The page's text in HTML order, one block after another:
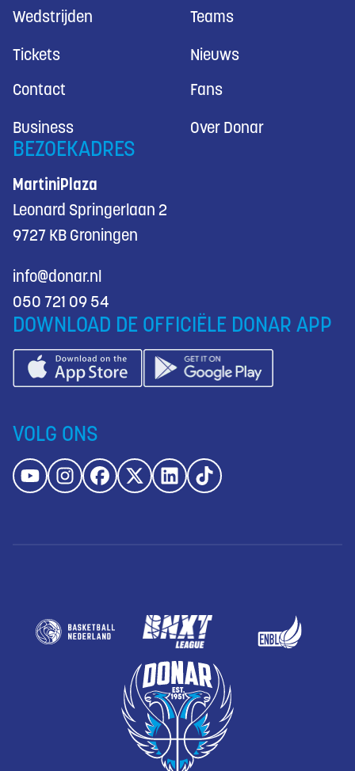
Wedstrijden Teams
Tickets Nieuws
Contact Fans
Business Over Donar
BEZOEKADRES
MartiniPlaza
Leonard Springerlaan 2
9727 KB Groningen
info@donar.nl
050 721 09 54
DOWNLOAD DE OFFICIËLE DONAR APP
VOLG ONS